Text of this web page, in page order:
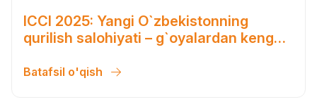
ICCI 2025: Yangi O`zbekistonning
qurilish salohiyati – g`oyalardan keng
Batafsil o'qish